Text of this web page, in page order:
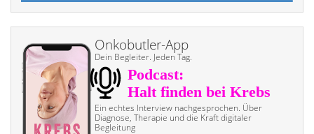
Onkobutler-App
Dein Begleiter. Jeden Tag.
Ein echtes Interview nach­gesprochen. Über
Diagnose, Therapie und die Kraft digitaler
Begleitung